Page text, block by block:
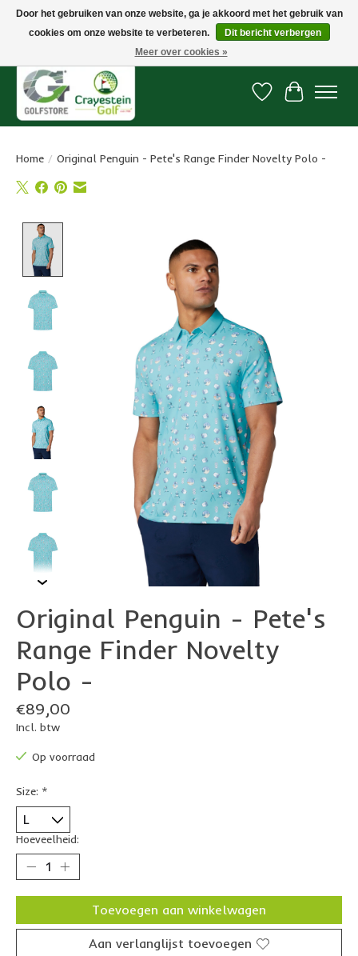
Snelle levering, gratis vanaf € 100. Onze oncourse Golfshop in Dordrecht is
Verlanglijst
Home / Original Penguin - Pete's Range Finder Novelty Polo -
Original Penguin - Pete's
Range Finder Novelty
Polo -
€89,00
Incl. btw
Op voorraad
Size: *
Hoeveelheid:
Toevoegen aan winkelwagen
Aan verlanglijst toevoegen
Door het gebruiken van onze website, ga je akkoord met het gebruik van
cookies om onze website te verbeteren.
Dit bericht verbergen
Meer over cookies »